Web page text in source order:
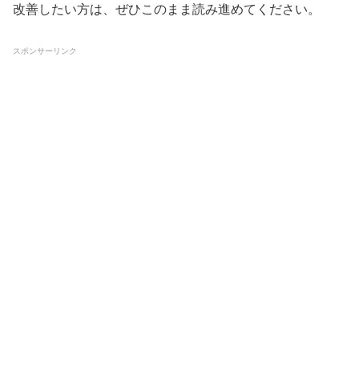
改善したい方は、ぜひこのまま読み進めてください。
スポンサーリンク